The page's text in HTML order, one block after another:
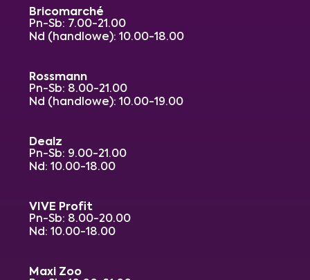
Bricomarché
Pn-Sb: 7.00-21.00
Nd (handlowe): 10.00-18.00
Rossmann
Pn-Sb: 8.00-21.00
Nd (handlowe): 10.00-19.00
Dealz
Pn-Sb: 9.00-21.00
Nd: 10.00-18.00
VIVE Profit
Pn-Sb: 8.00-20.00
Nd: 10.00-18.00
Maxi Zoo